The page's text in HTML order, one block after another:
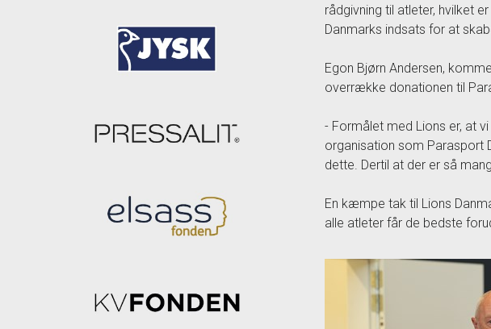
rådgivning til atleter, hvilket
Danmarks indsats for at
Egon Bjørn Andersen,
overrække donationen til
- Formålet med Lions er, at
organisation som Parasport
dette. Dertil at der er så
En kæmpe tak til Lions
alle atleter får de bedste